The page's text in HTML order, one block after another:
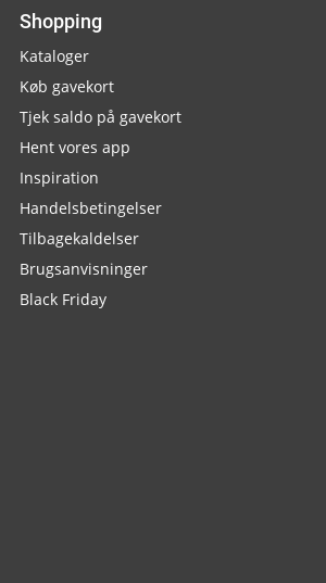
Shopping
Kataloger
Køb gavekort
Tjek saldo på gavekort
Hent vores app
Inspiration
Handelsbetingelser
Tilbagekaldelser
Brugsanvisninger
Black Friday